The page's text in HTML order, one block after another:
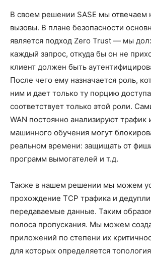
В своем решении SASE мы отвечаем
вызовы. В плане безопасности
является подход Zero Trust — мы
каждый запрос, откуда бы он не
клиент должен быть
После чего ему назначается роль,
ним и дает только ту порцию
соответствует только этой роли.
WAN постоянно анализируют трафик
машинного обучения могут
реальном времени: защищать от
программ вымогателей и т.д.
Также в нашем решении мы можем
прохождение TCP трафика и
передаваемые данные. Таким
полоса пропускания. Мы можем
приложений по степени их
для которых определяется